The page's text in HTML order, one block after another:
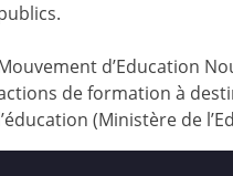
d’Education
de formation à
(Ministère de